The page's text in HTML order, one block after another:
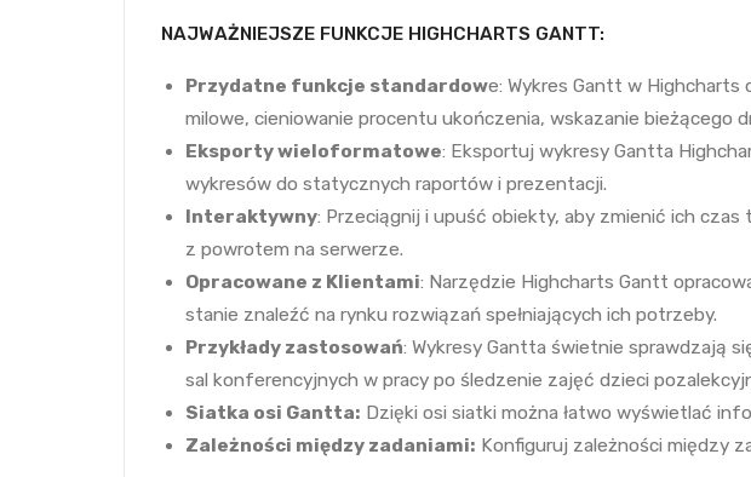
NAJWAŻNIEJSZE FUNKCJE HIGHCHARTS GANTT:
Przydatne funkcje standardowe: Wykres Gantt w
milowe, cieniowanie procentu ukończenia, wskazanie bieżącego
Eksporty wieloformatowe: Eksportuj wykresy Gantta
wykresów do statycznych raportów i prezentacji.
Interaktywny: Przeciągnij i upuść obiekty, aby zmienić ich czas
z powrotem na serwerze.
Opracowane z Klientami: Narzędzie Highcharts Gantt
stanie znaleźć na rynku rozwiązań spełniających ich potrzeby.
Przykłady zastosowań: Wykresy Gantta świetnie sprawdzają
sal konferencyjnych w pracy po śledzenie zajęć dzieci
Siatka osi Gantta: Dzięki osi siatki można łatwo wyświetlać
Zależności między zadaniami: Konfiguruj zależności między